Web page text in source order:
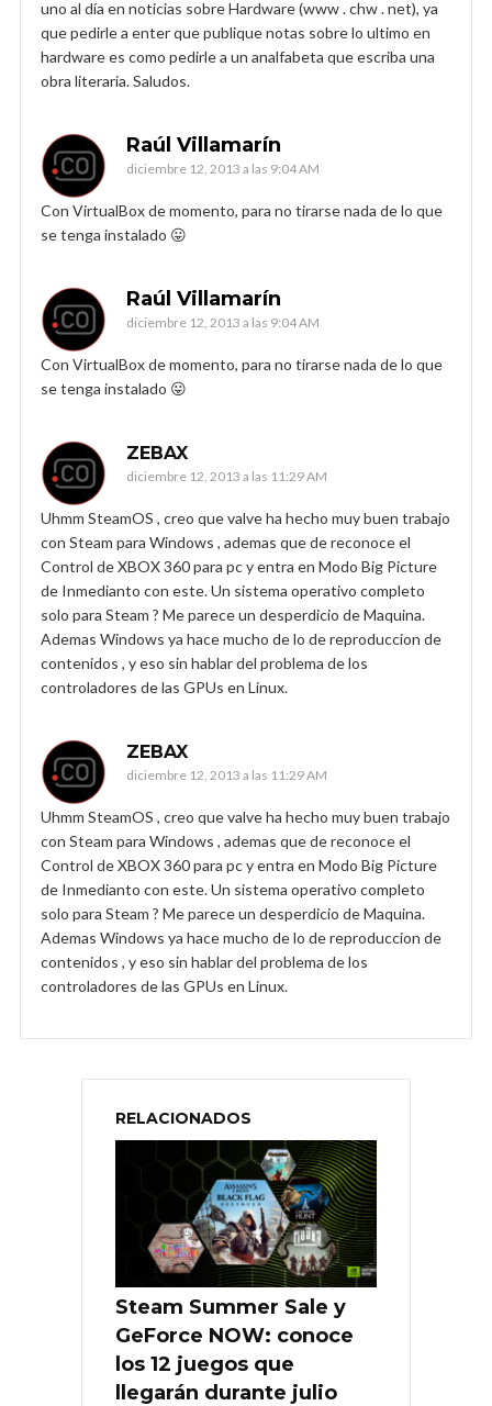
uno al día en noticias sobre Hardware (www . chw . net), ya
que pedirle a enter que publique notas sobre lo ultimo en
hardware es como pedirle a un analfabeta que escriba una
obra literaria. Saludos.
Raúl Villamarín
diciembre 12, 2013 a las 9:04 AM
Con VirtualBox de momento, para no tirarse nada de lo que
se tenga instalado 😛
Raúl Villamarín
diciembre 12, 2013 a las 9:04 AM
Con VirtualBox de momento, para no tirarse nada de lo que
se tenga instalado 😛
ZEBAX
diciembre 12, 2013 a las 11:29 AM
Uhmm SteamOS , creo que valve ha hecho muy buen trabajo
con Steam para Windows , ademas que de reconoce el
Control de XBOX 360 para pc y entra en Modo Big Picture
de Inmedianto con este. Un sistema operativo completo
solo para Steam ? Me parece un desperdicio de Maquina.
Ademas Windows ya hace mucho de lo de reproduccion de
contenidos , y eso sin hablar del problema de los
controladores de las GPUs en Linux.
ZEBAX
diciembre 12, 2013 a las 11:29 AM
Uhmm SteamOS , creo que valve ha hecho muy buen trabajo
con Steam para Windows , ademas que de reconoce el
Control de XBOX 360 para pc y entra en Modo Big Picture
de Inmedianto con este. Un sistema operativo completo
solo para Steam ? Me parece un desperdicio de Maquina.
Ademas Windows ya hace mucho de lo de reproduccion de
contenidos , y eso sin hablar del problema de los
controladores de las GPUs en Linux.
RELACIONADOS
Steam Summer Sale y
GeForce NOW: conoce
los 12 juegos que
llegarán durante julio